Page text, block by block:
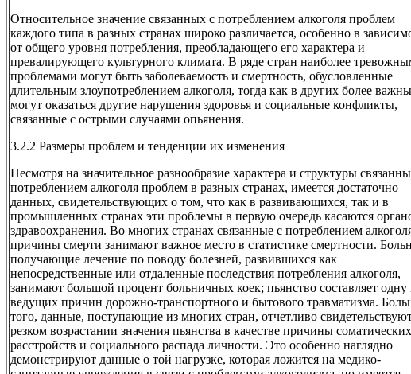
Относительное значение связанных с потреблением алкоголя проблем
каждого типа в разных странах широко различается, особенно в
от общего уровня потребления, преобладающего его характера и
превалирующего культурного климата. В ряде стран наиболее
проблемами могут быть заболеваемость и смертность, обусловленные
длительным злоупотреблением алкоголя, тогда как в других более
могут оказаться другие нарушения здоровья и социальные конфликты,
связанные с острыми случаями опьянения.
3.2.2 Размеры проблем и тенденции их изменения
Несмотря на значительное разнообразие характера и структуры
потреблением алкоголя проблем в разных странах, имеется достаточно
данных, свидетельствующих о том, что как в развивающихся, так и в
промышленных странах эти проблемы в первую очередь касаются
здравоохранения. Во многих странах связанные с потреблением
причины смерти занимают важное место в статистике смертности.
получающие лечение по поводу болезней, развившихся как
непосредственные или отдаленные последствия потребления алкоголя,
занимают большой процент больничных коек; пьянство составляет одну
ведущих причин дорожно-транспортного и бытового травматизма.
того, данные, поступающие из многих стран, отчетливо
резком возрастании значения пьянства в качестве причины соматических
расстройств и социального распада личности. Это особенно наглядно
демонстрируют данные о той нагрузке, которая ложится на медико-